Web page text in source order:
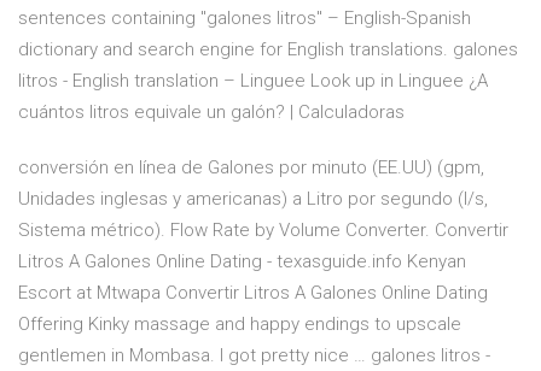
sentences containing "galones litros" – English-Spanish
dictionary and search engine for English translations. galones
litros - English translation – Linguee Look up in Linguee ¿A
cuántos litros equivale un galón? | Calculadoras
conversión en línea de Galones por minuto (EE.UU) (gpm,
Unidades inglesas y americanas) a Litro por segundo (l/s,
Sistema métrico). Flow Rate by Volume Converter. Convertir
Litros A Galones Online Dating - texasguide.info Kenyan
Escort at Mtwapa Convertir Litros A Galones Online Dating
Offering Kinky massage and happy endings to upscale
gentlemen in Mombasa. I got pretty nice … galones litros -